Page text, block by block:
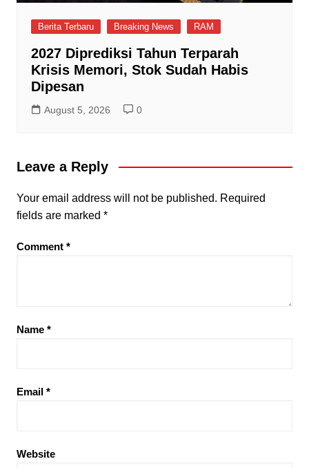
Berita Terbaru Breaking News RAM
2027 Diprediksi Tahun Terparah
Krisis Memori, Stok Sudah Habis
Dipesan
August 5, 2026 0
Leave a Reply
Your email address will not be published. Required
fields are marked *
Comment *
Name *
Email *
Website